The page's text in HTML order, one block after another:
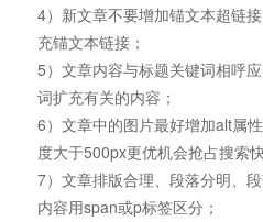
4）新文章不要增加锚文本超链
充锚文本链接；
5）文章内容与标题关键词相呼
词扩充有关的内容；
6）文章中的图片最好增加alt属
度大于500px更优机会抢占搜索
7）文章排版合理、段落分明、
内容用span或p标签区分；